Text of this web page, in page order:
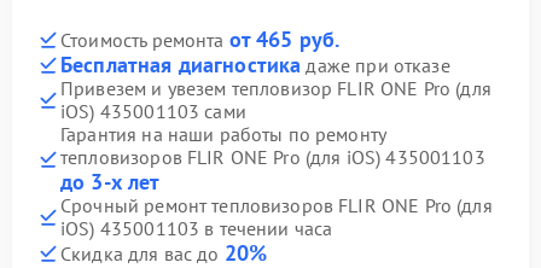
Стоимость ремонта от 465 руб.
Бесплатная диагностика даже при отказе
Привезем и увезем тепловизор FLIR ONE Pro (для
iOS) 435001103 сами
Гарантия на наши работы по ремонту
тепловизоров FLIR ONE Pro (для iOS) 435001103
до 3-х лет
Срочный ремонт тепловизоров FLIR ONE Pro (для
iOS) 435001103 в течении часа
Скидка для вас до 20%